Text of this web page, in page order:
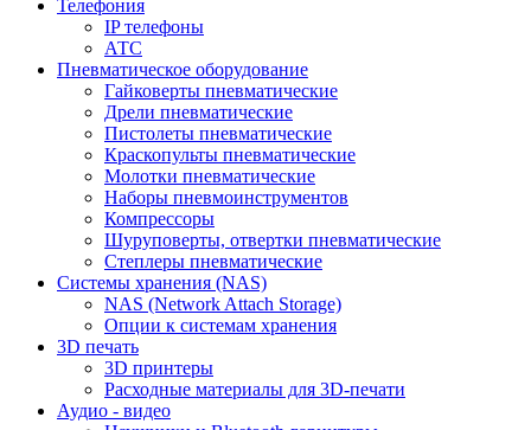
Телефония
IP телефоны
АТС
Пневматическое оборудование
Гайковерты пневматические
Дрели пневматические
Пистолеты пневматические
Краскопульты пневматические
Молотки пневматические
Наборы пневмоинструментов
Компрессоры
Шуруповерты, отвертки пневматические
Степлеры пневматические
Cистемы хранения (NAS)
NAS (Network Attach Storage)
Опции к системам хранения
3D печать
3D принтеры
Расходные материалы для 3D-печати
Аудио - видео